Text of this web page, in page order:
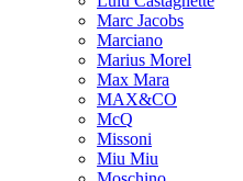
Marc Jacobs
Marciano
Marius Morel
Max Mara
MAX&CO
McQ
Missoni
Miu Miu